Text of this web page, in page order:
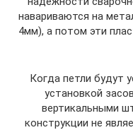
навариваются на
4мм), а потом эти
Когда петли будут
установкой
вертикальными
конструкции не